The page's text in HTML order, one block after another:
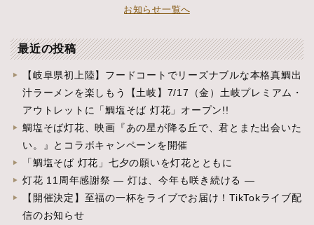
お知らせ一覧へ
最近の投稿
【岐阜県初上陸】フードコートでリーズナブルな本格真鯛出
汁ラーメンを楽しもう【土岐】7/17（金）土岐プレミアム・
アウトレットに「鯛塩そば 灯花」オープン!!
鯛塩そば灯花、映画『あの星が降る丘で、君とまた出会いた
い。』とコラボキャンペーンを開催
「鯛塩そば 灯花」七夕の願いを灯花とともに
灯花 11周年感謝祭 ― 灯は、今年も咲き続ける ―
【開催決定】至福の一杯をライブでお届け！TikTokライブ配
信のお知らせ